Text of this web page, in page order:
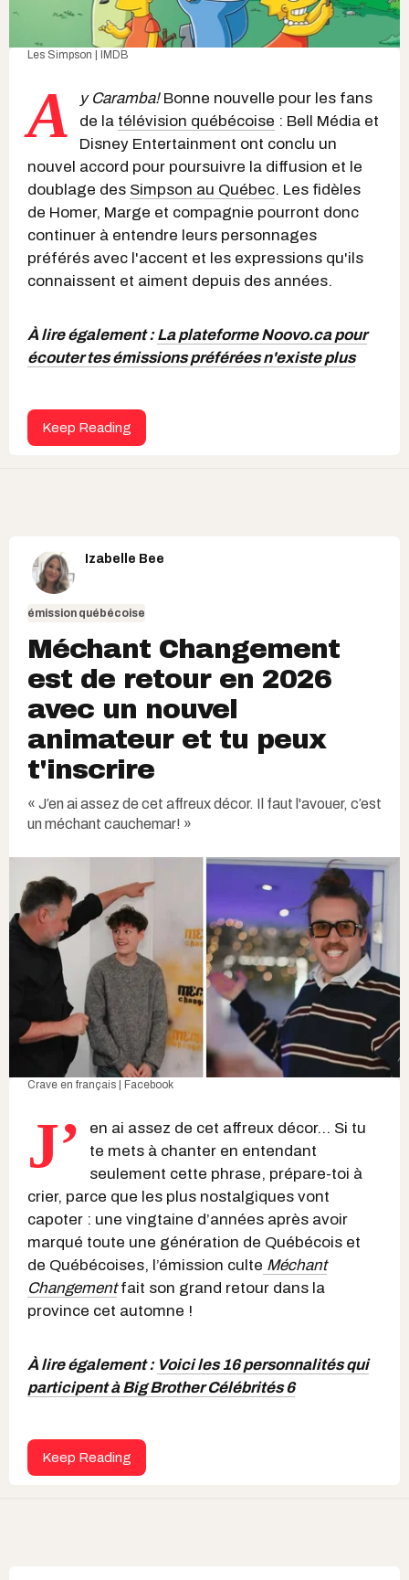
Les Simpson | IMDB
A y Caramba!Bonne nouvelle pour les fans
de la télévision québécoise : Bell Média et
Disney Entertainment ont conclu un
nouvel accord pour poursuivre la diffusion et le
doublage des Simpson au Québec. Les fidèles
de Homer, Marge et compagnie pourront donc
continuer à entendre leurs personnages
préférés avec l'accent et les expressions qu'ils
connaissent et aiment depuis des années.
À lire également :La plateforme Noovo.ca pour
écouter tes émissions préférées n'existe plus
Keep Reading
Izabelle Bee
émission québécoise
Méchant Changement
est de retour en 2026
avec un nouvel
animateur et tu peux
t'inscrire
« J′en ai assez de cet affreux décor. Il faut l'avouer, c′est
un méchant cauchemar! »
Crave en français | Facebook
J’
en ai assez de cet affreux décor... Si tu
te mets à chanter en entendant
seulement cette phrase, prépare-toi à
crier, parce que les plus nostalgiques vont
capoter : une vingtaine d’années après avoir
marqué toute une génération de Québécois et
de Québécoises, l’émission culte Méchant
Changementfait son grand retour dans la
province cet automne !
À lire également : Voici les 16 personnalités qui
participent à Big Brother Célébrités 6
Keep Reading